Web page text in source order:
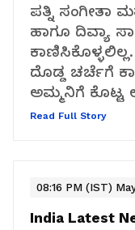
ಪತ್ನಿ ಸಂಗೀತಾ
ಹಾಗೂ ದಿವ್ಯಾ
ದೊಡ್ಡ ಚರ್ಚೆಗೆ
ಅಮ್ಮನಿಗೆ ಕೊಟ್ಟ
Read Full Story
08:16 PM (IST)
India Latest